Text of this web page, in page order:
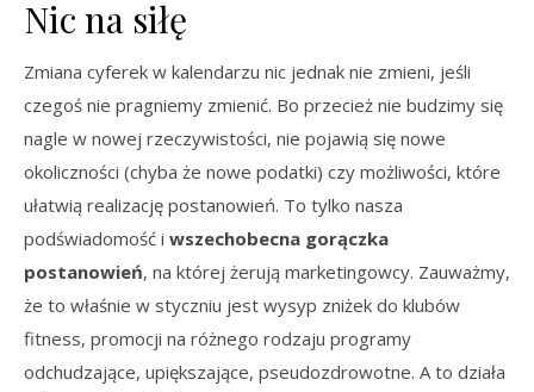
Nic na siłę
Zmiana cyferek w kalendarzu nic jednak nie zmieni, jeśli
czegoś nie pragniemy zmienić. Bo przecież nie budzimy się
nagle w nowej rzeczywistości, nie pojawią się nowe
okoliczności (chyba że nowe podatki) czy możliwości, które
ułatwią realizację postanowień. To tylko nasza
podświadomość i wszechobecna gorączka
postanowień, na której żerują marketingowcy. Zauważmy,
że to właśnie w styczniu jest wysyp zniżek do klubów
fitness, promocji na różnego rodzaju programy
odchudzające, upiększające, pseudozdrowotne. A to działa